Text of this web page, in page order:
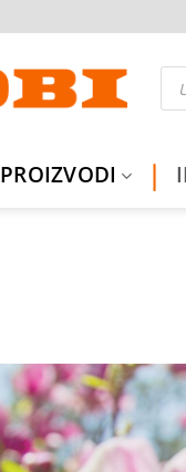
PROIZVODI